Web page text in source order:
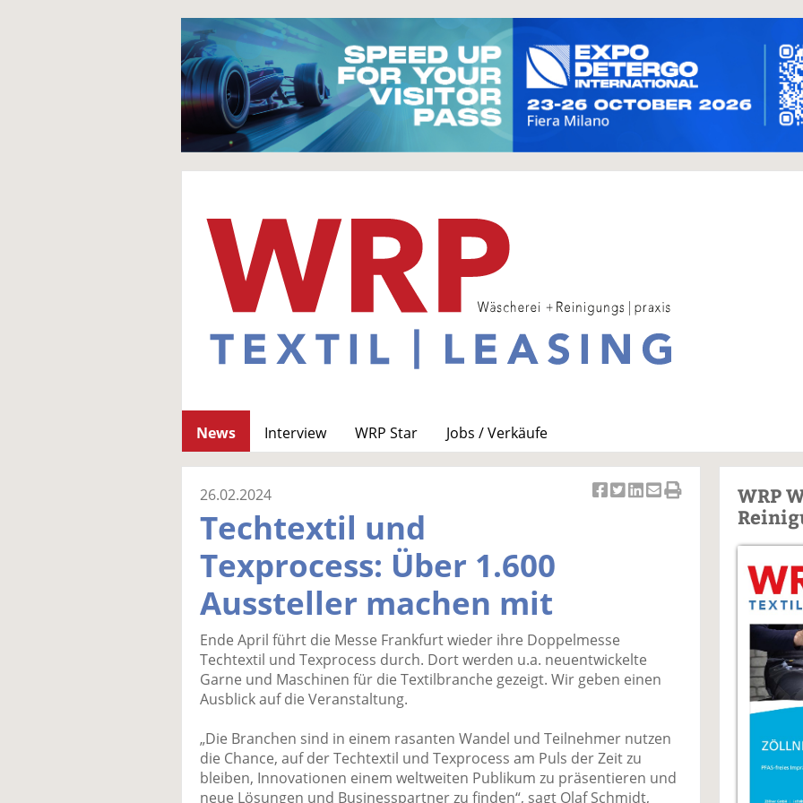
News Interview WRP Star
Jobs / Verkäufe
ac
e
b
k
te
il
er
n
n
k
e
te
il
e
l
se
d
26.02.2024
Techtextil und
Texprocess: Über 1.600
Aussteller machen mit
Ende April führt die Messe Frankfurt wieder ihre Doppelmesse
Techtextil und Texprocess durch. Dort werden u.a. neuentwickelte
Garne und Maschinen für die Textilbranche gezeigt. Wir geben einen
Ausblick auf die Veranstaltung.
„Die Branchen sind in einem rasanten Wandel und Teilnehmer nutzen
die Chance, auf der Techtextil und Texprocess am Puls der Zeit zu
bleiben, Innovationen einem weltweiten Publikum zu präsentieren und
neue Lösungen und Businesspartner zu finden“, sagt Olaf Schmidt,
WRP